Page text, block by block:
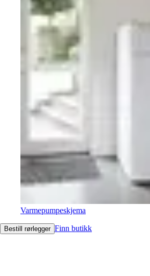
Varmepumpeskjema
Bestill rørlegger Finn butikk